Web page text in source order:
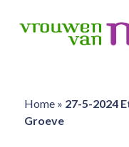
Home» 27-5-2024
Groeve